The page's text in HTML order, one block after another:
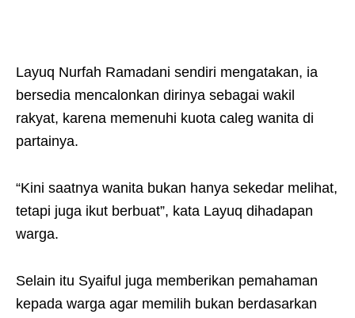
Layuq Nurfah Ramadani sendiri mengatakan, ia
bersedia mencalonkan dirinya sebagai wakil
rakyat, karena memenuhi kuota caleg wanita di
partainya.
“Kini saatnya wanita bukan hanya sekedar melihat,
tetapi juga ikut berbuat”, kata Layuq dihadapan
warga.
Selain itu Syaiful juga memberikan pemahaman
kepada warga agar memilih bukan berdasarkan